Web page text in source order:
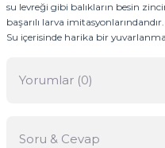
su levreği gibi balıkların besin
başarılı larva imitasyonlarındandır.
Su içerisinde harika bir
Yorumlar (0)
Soru & Cevap